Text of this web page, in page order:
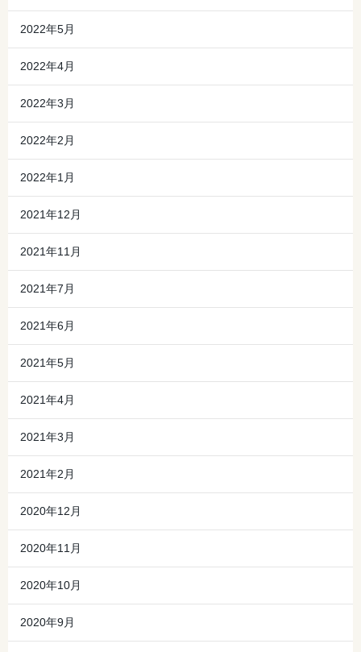
2022年5月
2022年4月
2022年3月
2022年2月
2022年1月
2021年12月
2021年11月
2021年7月
2021年6月
2021年5月
2021年4月
2021年3月
2021年2月
2020年12月
2020年11月
2020年10月
2020年9月